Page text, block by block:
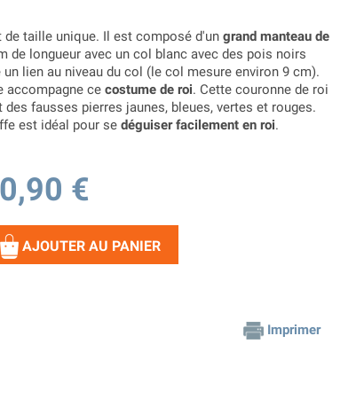
de taille unique. Il est composé d'un grand manteau de
de longueur avec un col blanc avec des pois noirs
lien au niveau du col (le col mesure environ 9 cm).
accompagne ce costume de roi. Cette couronne de roi
fausses pierres jaunes, bleues, vertes et rouges.
est idéal pour se déguiser facilement en roi.
€
AJOUTER AU PANIER
Imprimer